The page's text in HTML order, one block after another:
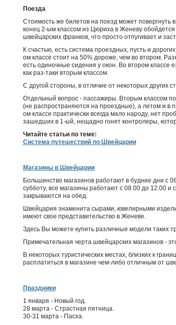
Поезда
Стоимость же билетов на поезд может повергнуть
конец 2-ым классом из Цюриха в Женеву
швейцарских франков, что просто отпугивает и
К счастью, есть система проездных, пусть и
ом классе стоит на 50% дороже, чем во втором.
есть одиночные сидения у окон. Во втором
как раз-таки вторым классом.
С другой стороны, в отличие от некоторых других
Отдельный вопрос - пассажиры. Вторым классом
(не распространяются на проездные), а летом и в
ом классе практически всегда мало народу, нет
зашедших в 1-ый, нещадно гонят контролеры,
Читайте статьи по теме:
Система путешествий по Швейцарии
Магазины в Швейцарии
Большинство магазинов работают в будние дни с
субботу, все магазины работают с 08.00 до 12.00
закрываются на обед.
Швейцария знаменита сырами, ювелирными
имеют свое представительство в Женеве.
Здесь Вы можете купить различные модели таких
Примечательная черта швейцарских магазинов -
В некоторых туристических местах, близких к
расплатиться в магазине чем-либо отличным от
Праздники
1 января - Новый год.
28 марта - Страстная пятница.
30-31 марта - Пасха.